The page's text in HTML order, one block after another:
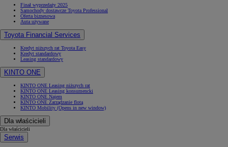
Finał wyprzedaży 2025
Samochody dostawcze Toyota Professional
Oferta biznesowa
Auta używane
Toyota Financial Services
Kredyt niższych rat Toyota Easy
Kredyt standardowy
Leasing standardowy
KINTO ONE
KINTO ONE Leasing niższych rat
KINTO ONE Leasing konsumencki
KINTO ONE Najem
KINTO ONE Zarządzanie flotą
KINTO Mobility (Opens in new window)
Dla właścicieli
Dla właścicieli
Serwis